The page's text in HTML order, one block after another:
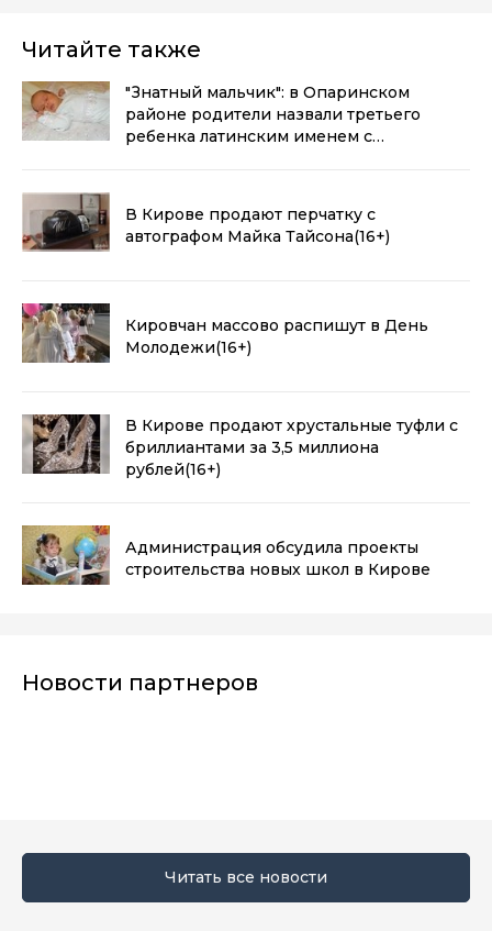
Читайте также
"Знатный мальчик": в Опаринском
районе родители назвали третьего
ребенка латинским именем с
В Кирове продают перчатку с
автографом Майка Тайсона(16+)
Кировчан массово распишут в День
Молодежи(16+)
В Кирове продают хрустальные туфли с
бриллиантами за 3,5 миллиона
рублей(16+)
Администрация обсудила проекты
строительства новых школ в Кирове
Новости партнеров
Читать все новости